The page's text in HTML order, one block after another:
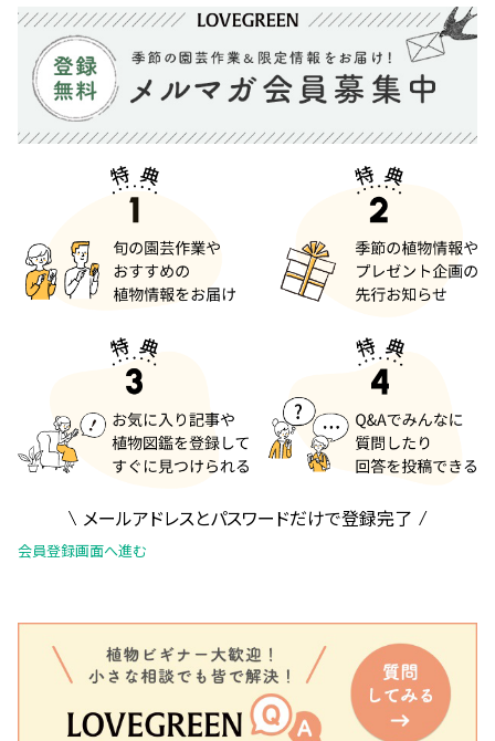
メールアドレスとパスワードだけで登録完了
会員登録画面へ進む